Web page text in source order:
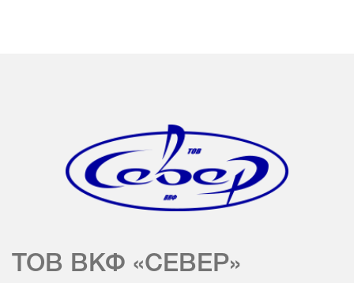
ТОВ ВКФ «СЕВЕР»